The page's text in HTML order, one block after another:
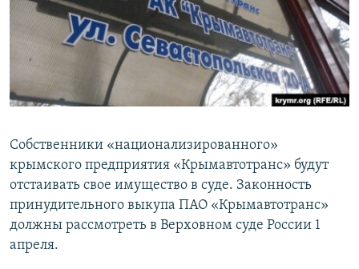
ПОБЕДИТЕЛЕЙ НЕ СУДЯТ?
КРЫМ.НЕПОКОРЕННЫЙ
ELIFBE
УКРАИНСКАЯ ПРОБЛЕМА КРЫМА
ПРИСОЕДИНЯЙТЕСЬ!
Собственники «национализированного»
крымского предприятия «Крымавтотранс» будут
отстаивать свое имущество в суде. Законность
принудительного выкупа ПАО «Крымавтотранс»
должны рассмотреть в Верховном суде России 1
апреля.